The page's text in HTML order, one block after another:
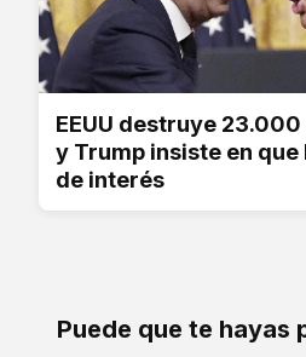
EEUU destruye
y Trump insiste en que
de interés
Puede que te hayas